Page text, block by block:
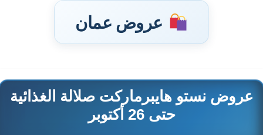
عروض عمان
تخطى
عروض نستو هايبرماركت صلالة الغذائية
حتى 26 أكتوبر